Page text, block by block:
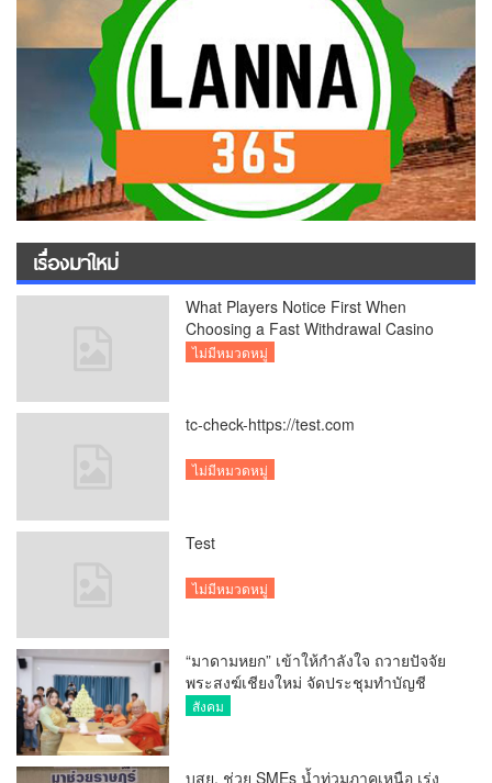
เรื่องมาใหม่
What Players Notice First When
Choosing a Fast Withdrawal Casino
UK
ไม่มีหมวดหมู่
tc-check-https://test.com
ไม่มีหมวดหมู่
Test
ไม่มีหมวดหมู่
“มาดามหยก” เข้าให้กำลังใจ ถวายปัจจัย
พระสงฆ์เชียงใหม่ จัดประชุมทำบัญชี
รายรับรายจ่ายของวัด กว่า 300 รูป ที่วัด
สังคม
บสย. ช่วย SMEs น้ำท่วมภาคเหนือ เร่ง